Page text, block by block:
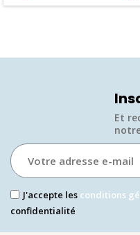
Et
J'accepte les conditions
confidentialité